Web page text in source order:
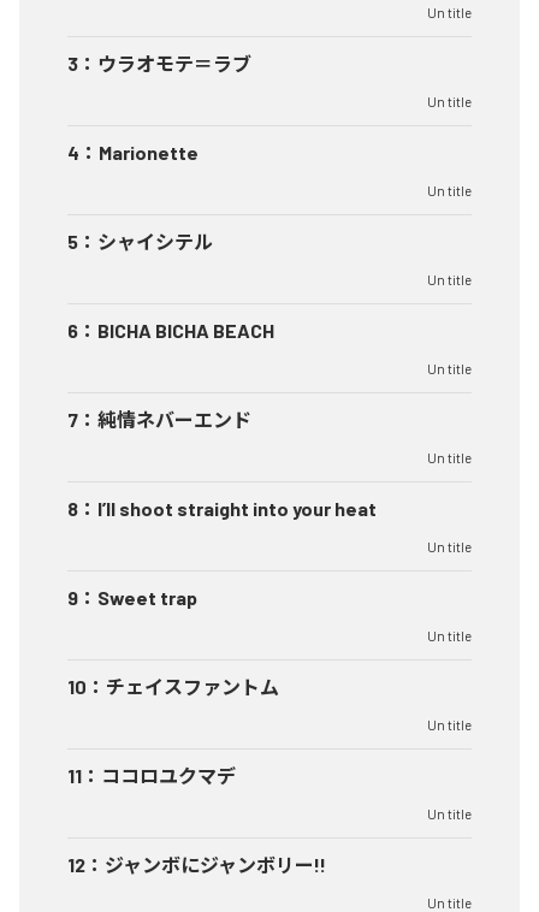
Un title
3 ： ウラオモテ＝ラブ
Un title
4 ： Marionette
Un title
5 ： シャイシテル
Un title
6 ： BICHA BICHA BEACH
Un title
7 ： 純情ネバーエンド
Un title
8 ： I’ll shoot straight into your heat
Un title
9 ： Sweet trap
Un title
10 ： チェイスファントム
Un title
11 ： ココロユクマデ
Un title
12 ： ジャンボにジャンボリー!!
Un title